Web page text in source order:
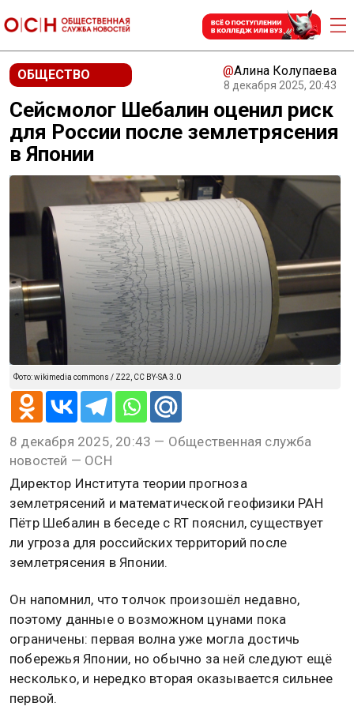
ОБЩЕСТВО @Алина Колупаева
8 декабря 2025, 20:43
Сейсмолог Шебалин оценил риск
для России после землетрясения
в Японии
Фото: wikimedia commons / Z22, CC BY-SA 3.0
8 декабря 2025, 20:43 — Общественная служба
новостей — ОСН
Директор Института теории прогноза
землетрясений и математической геофизики РАН
Пётр Шебалин в беседе с RT пояснил, существует
ли угроза для российских территорий после
землетрясения в Японии.
Он напомнил, что толчок произошёл недавно,
поэтому данные о возможном цунами пока
ограничены: первая волна уже могла достичь
побережья Японии, но обычно за ней следуют ещё
несколько, и нередко вторая оказывается сильнее
первой.